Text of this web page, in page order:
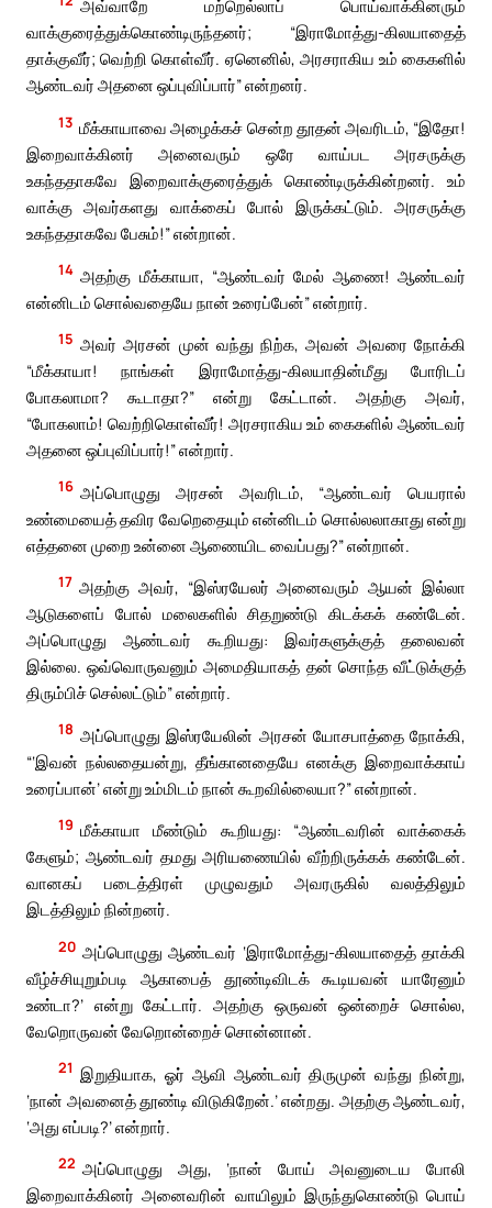
அவ்வாறே மற்றெல்லாப் பொய்வாக்கினரும்
வாக்குரைத்துக்கொண்டிருந்தனர்; “இராமோத்து-கிலயாதைத்
தாக்குவீர்; வெற்றி கொள்வீர். ஏனெனில், அரசராகிய உம் கைகளில்
ஆண்டவர் அதனை ஒப்புவிப்பார்” என்றனர்.
13 மீக்காயாவை அழைக்கச் சென்ற தூதன் அவரிடம், “இதோ!
இறைவாக்கினர் அனைவரும் ஒரே வாய்பட அரசருக்கு
உகந்ததாகவே இறைவாக்குரைத்துக் கொண்டிருக்கின்றனர். உம்
வாக்கு அவர்களது வாக்கைப் போல் இருக்கட்டும். அரசருக்கு
உகந்ததாகவே பேசும்!” என்றான்.
14 அதற்கு மீக்காயா, “ஆண்டவர் மேல் ஆணை! ஆண்டவர்
என்னிடம் சொல்வதையே நான் உரைப்பேன்” என்றார்.
15 அவர் அரசன் முன் வந்து நிற்க, அவன் அவரை நோக்கி
“மீக்காயா! நாங்கள் இராமோத்து-கிலயாதின்மீது போரிடப்
போகலாமா? கூடாதா?” என்று கேட்டான். அதற்கு அவர்,
“போகலாம்! வெற்றிகொள்வீர்! அரசராகிய உம் கைகளில் ஆண்டவர்
அதனை ஒப்புவிப்பார்!” என்றார்.
16 அப்பொழுது அரசன் அவரிடம், “ஆண்டவர் பெயரால்
உண்மையைத் தவிர வேறெதையும் என்னிடம் சொல்லலாகாது என்று
எத்தனை முறை உன்னை ஆணையிட வைப்பது?” என்றான்.
17 அதற்கு அவர், “இஸ்ரயேலர் அனைவரும் ஆயன் இல்லா
ஆடுகளைப் போல் மலைகளில் சிதறுண்டு கிடக்கக் கண்டேன்.
அப்பொழுது ஆண்டவர் கூறியது: இவர்களுக்குத் தலைவன்
இல்லை. ஒவ்வொருவனும் அமைதியாகத் தன் சொந்த வீட்டுக்குத்
திரும்பிச் செல்லட்டும்” என்றார்.
18 அப்பொழுது இஸ்ரயேலின் அரசன் யோசபாத்தை நோக்கி,
“‘இவன் நல்லதையன்று, தீங்கானதையே எனக்கு இறைவாக்காய்
உரைப்பான்’ என்று உம்மிடம் நான் கூறவில்லையா?” என்றான்.
19 மீக்காயா மீண்டும் கூறியது: “ஆண்டவரின் வாக்கைக்
கேளும்; ஆண்டவர் தமது அரியணையில் வீற்றிருக்கக் கண்டேன்.
வானகப் படைத்திரள் முழுவதும் அவரருகில் வலத்திலும்
இடத்திலும் நின்றனர்.
20 அப்பொழுது ஆண்டவர் ‘இராமோத்து-கிலயாதைத் தாக்கி
வீழ்ச்சியுறும்படி ஆகாபைத் தூண்டிவிடக் கூடியவன் யாரேனும்
உண்டா?’ என்று கேட்டார். அதற்கு ஒருவன் ஒன்றைச் சொல்ல,
வேறொருவன் வேறொன்றைச் சொன்னான்.
21 இறுதியாக, ஓர் ஆவி ஆண்டவர் திருமுன் வந்து நின்று,
‘நான் அவனைத் தூண்டி விடுகிறேன்.’ என்றது. அதற்கு ஆண்டவர்,
‘அது எப்படி?’ என்றார்.
22 அப்பொழுது அது, ‘நான் போய் அவனுடைய போலி
இறைவாக்கினர் அனைவரின் வாயிலும் இருந்துகொண்டு பொய்